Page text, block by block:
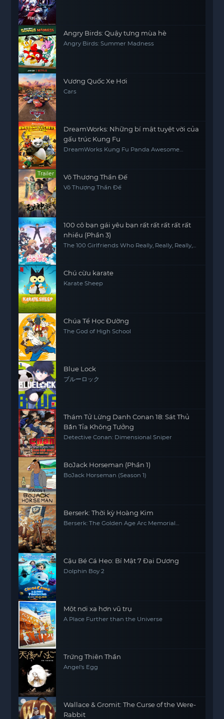
Angry Birds: Quậy tưng mùa hè
Angry Birds: Summer Madness
Vương Quốc Xe Hơi
Cars
DreamWorks: Những bí mật tuyệt vời của
gấu trúc Kung Fu
DreamWorks Kung Fu Panda Awesome
Trailer Vô Thượng Thần Đế
Vô Thượng Thần Đế
100 cô bạn gái yêu bạn rất rất rất rất rất
nhiều (Phần 3)
The 100 Girlfriends Who Really, Really, Really,
Chú cừu karate
Karate Sheep
Chúa Tể Học Đường
The God of High School
Blue Lock
ブルーロック
Thám Tử Lừng Danh Conan 18: Sát Thủ
Bắn Tỉa Không Tưởng
Detective Conan: Dimensional Sniper
BoJack Horseman (Phần 1)
BoJack Horseman (Season 1)
Berserk: Thời kỳ Hoàng Kim
Berserk: The Golden Age Arc Memorial
Cậu Bé Cá Heo: Bí Mật 7 Đại Dương
Dolphin Boy 2
Một nơi xa hơn vũ trụ
A Place Further than the Universe
Trứng Thiên Thần
Angel's Egg
Wallace & Gromit: The Curse of the Were-
Rabbit